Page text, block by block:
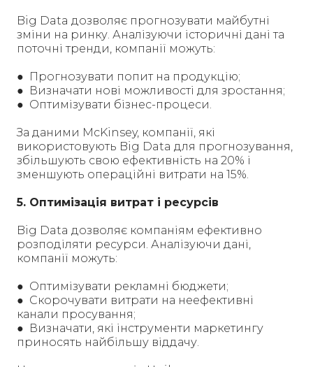
Big Data дозволяє прогнозувати майбутні
зміни на ринку. Аналізуючи історичні дані та
поточні тренди, компанії можуть:
● Прогнозувати попит на продукцію;
● Визначати нові можливості для зростання;
● Оптимізувати бізнес-процеси.
За даними McKinsey, компанії, які
використовують Big Data для прогнозування,
збільшують свою ефективність на 20% і
зменшують операційні витрати на 15%.
5. Оптимізація витрат і ресурсів
Big Data дозволяє компаніям ефективно
розподіляти ресурси. Аналізуючи дані,
компанії можуть:
● Оптимізувати рекламні бюджети;
● Скорочувати витрати на неефективні
канали просування;
● Визначати, які інструменти маркетингу
приносять найбільшу віддачу.